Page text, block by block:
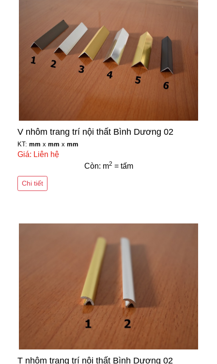
V nhôm trang trí nội thất Bình Dương 02
KT: mm x mm x mm
Giá: Liên hệ
Còn: m2 = tấm
Chi tiết
T nhôm trang trí nội thất Bình Dương 02